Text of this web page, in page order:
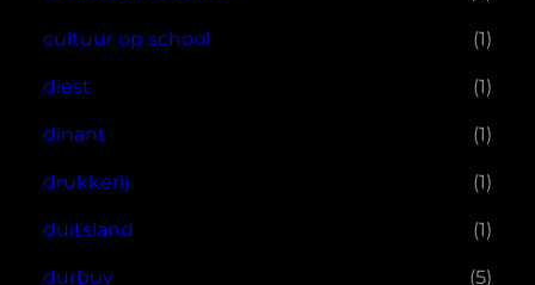
cultuur op school (1)
diest (1)
dinant (1)
drukkerij (1)
duitsland (1)
durbuy (5)